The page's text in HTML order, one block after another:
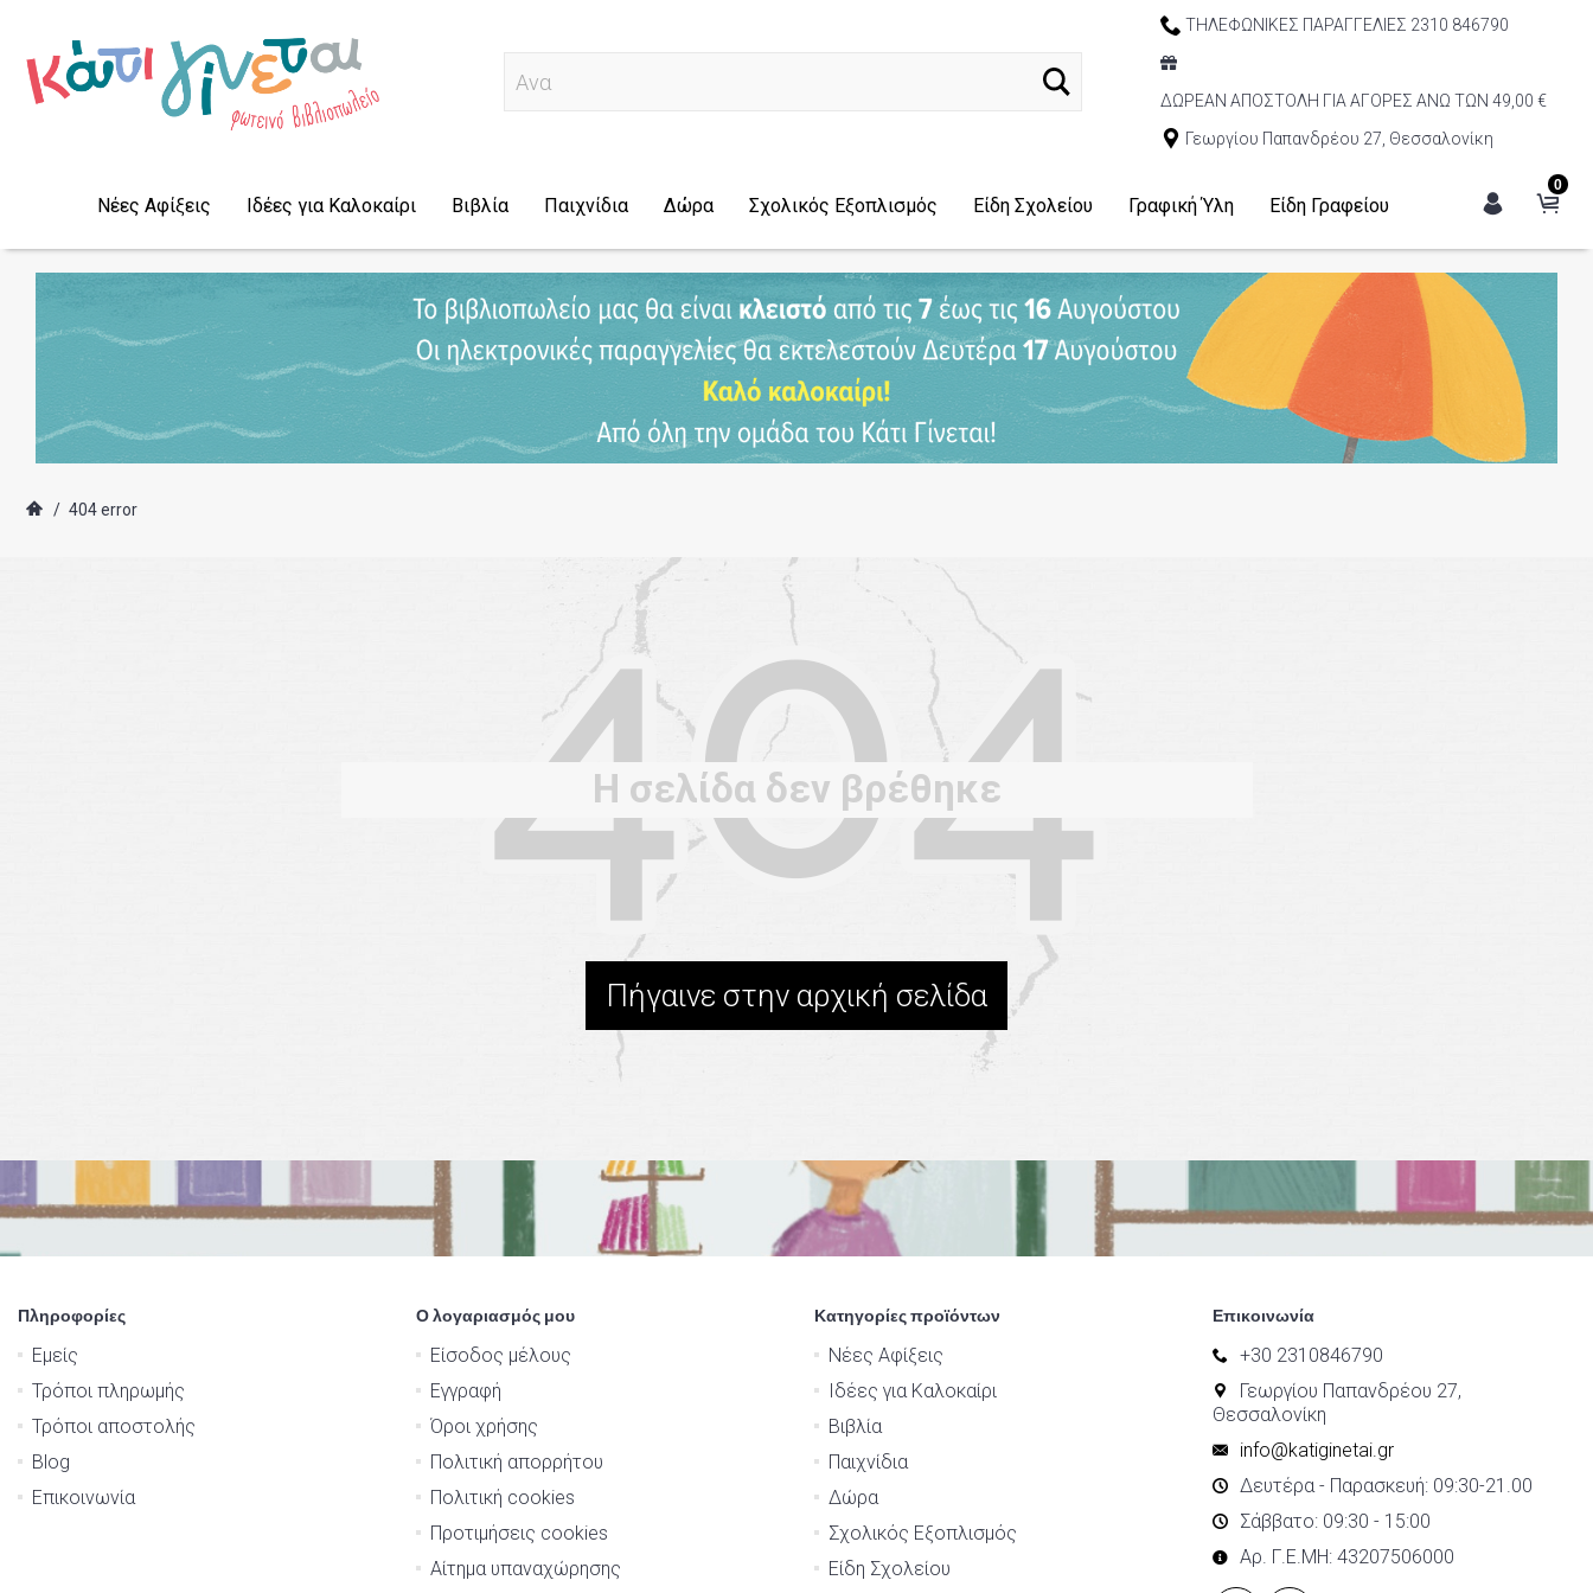
Αναζήτηση
ΤΗΛΕΦΩΝΙΚΕΣ ΠΑΡΑΓΓΕΛΙΕΣ 2310 846790
ΔΩΡΕΑΝ ΑΠΟΣΤΟΛΗ ΓΙΑ ΑΓΟΡΕΣ ΑΝΩ ΤΩΝ 49,00 €
Γεωργίου Παπανδρέου 27, Θεσσαλονίκη
0
Νέες Αφίξεις Ιδέες για Καλοκαίρι Βιβλία Παιχνίδια Δώρα Σχολικός Εξοπλισμός Είδη Σχολείου Γραφική Ύλη Είδη Γραφείου
/ 404 error
Η σελίδα δεν βρέθηκε
Πήγαινε στην αρχική σελίδα
Πληροφορίες
Εμείς
Τρόποι πληρωμής
Τρόποι αποστολής
Blog
Επικοινωνία
Ο λογαριασμός μου
Είσοδος μέλους
Εγγραφή
Όροι χρήσης
Πολιτική απορρήτου
Πολιτική cookies
Προτιμήσεις cookies
Αίτημα υπαναχώρησης
Κατηγορίες προϊόντων
Νέες Αφίξεις
Ιδέες για Καλοκαίρι
Βιβλία
Παιχνίδια
Δώρα
Σχολικός Εξοπλισμός
Είδη Σχολείου
Επικοινωνία
+30 2310846790
Γεωργίου Παπανδρέου 27,
Θεσσαλονίκη
info@katiginetai.gr
Δευτέρα - Παρασκευή: 09:30-21.00
Σάββατο: 09:30 - 15:00
Αρ. Γ.Ε.ΜΗ: 43207506000